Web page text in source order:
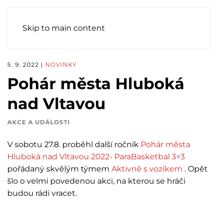
Skip to main content
5. 9. 2022 | NOVINKY
Pohár města Hluboká
nad Vltavou
AKCE A UDÁLOSTI
V sobotu 27.8. proběhl další ročník Pohár města
Hluboká nad Vltavou 2022- ParaBasketbal 3×3
pořádaný skvělým týmem Aktivně s vozíkem . Opět
šlo o velmi povedenou akci, na kterou se hráči
budou rádi vracet.